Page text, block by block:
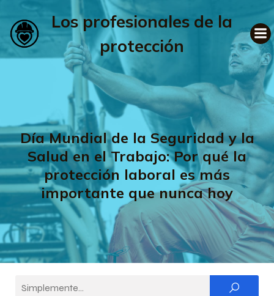
Los profesionales de la
protección
Día Mundial de la Seguridad y la
Salud en el Trabajo: Por qué la
protección laboral es más
importante que nunca hoy